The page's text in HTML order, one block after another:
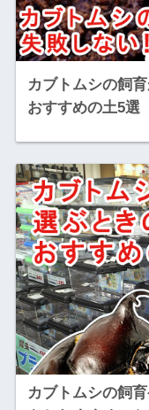
カブトムシの飼
おすすめの土5選
カブトムシの飼